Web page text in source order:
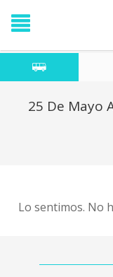
25 De Mayo
Lo sentimos. No